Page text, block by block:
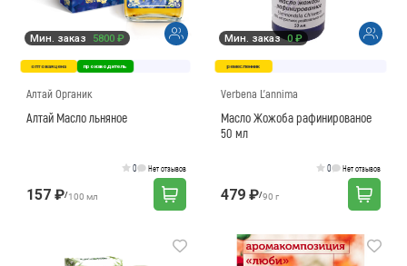
Мин. заказ 5800 ₽
оптовая цена производитель
Алтай Органик
Алтай Масло льняное
0 Нет отзывов
157 ₽/100 мл
Мин. заказ 0 ₽
ремесленник
Verbena L'annima
Масло Жожоба рафинированое
50 мл
0 Нет отзывов
479 ₽/90 г